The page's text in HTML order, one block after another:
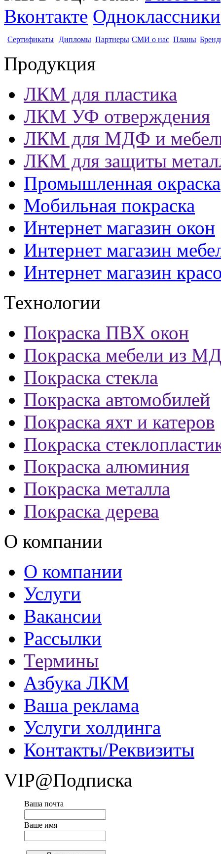
Вконтакте Одноклассники
Сертификаты Дипломы Партнеры СМИ о нас Планы
Продукция
ЛКМ для пластика
ЛКМ УФ отверждения
ЛКМ для МДФ и
ЛКМ для защиты
Промышленная окраска
Мобильная покраска
Интернет магазин окон
Интернет магазин
Интернет магазин
Технологии
Покраска ПВХ окон
Покраска мебели из
Покраска стекла
Покраска автомобилей
Покраска яхт и катеров
Покраска
Покраска алюминия
Покраска металла
Покраска дерева
О компании
О компании
Услуги
Вакансии
Рассылки
Термины
Азбука ЛКМ
Ваша реклама
Услуги холдинга
Контакты/Реквизиты
VIP@Подписка
Ваша почта
Ваше имя